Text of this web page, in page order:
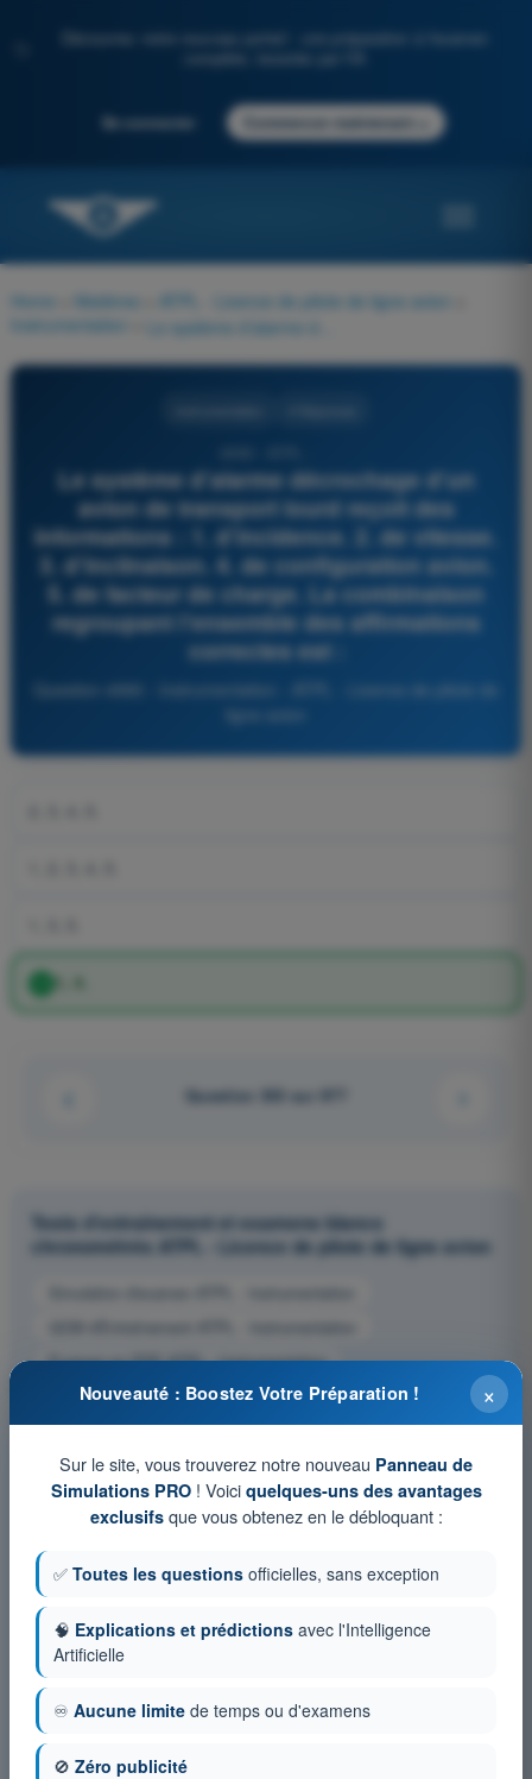
Découvrez notre nouveau portail : une préparation à l'examen
Se connecter Commencer maintenant
Home Matières ATPL - Licence de pilote de ligne avion
Instrumentation
Le système d’alarme décrochage d’un
avion de transport lourd reçoit des
informations : 1. d’incidence. 2. de vitesse.
3. d’inclinaison. 4. de configuration avion.
5. de facteur de charge. La combinaison
regroupant l’ensemble des affirmations
correctes est :
1, 4.
Question 353 sur 977
Tests d'entraînement et examens blancs
chronométrés ATPL - Licence de pilote de ligne avion
QCM d'Entraînement ATPL - Instrumentation
Examen en PDF ATPL - Instrumentation
×
Nouveauté : Boostez Votre Préparation !
Sur le site, vous trouverez notre nouveau Panneau de
Simulations PRO! Voici quelques-uns des avantages
exclusifsque vous obtenez en le débloquant :
✅ Toutes les questions officielles, sans exception
🧠 Explications et prédictions avec l'Intelligence
Artificielle
♾️ Aucune limite de temps ou d'examens
🚫 Zéro publicité